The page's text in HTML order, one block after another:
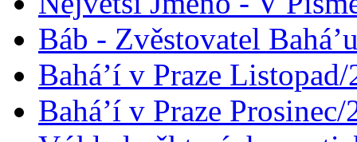
Báb - Zvěstovatel
Bahá’í v Praze
Bahá’í v Praze Prosinec/